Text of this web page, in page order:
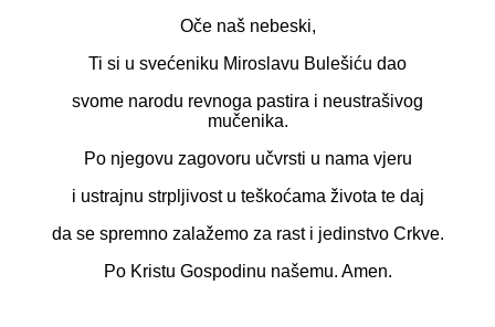
Oče naš nebeski,
Ti si u svećeniku Miroslavu Bulešiću dao
svome narodu revnoga pastira i neustrašivog
mučenika.
Po njegovu zagovoru učvrsti u nama vjeru
i ustrajnu strpljivost u teškoćama života te daj
da se spremno zalažemo za rast i jedinstvo Crkve.
Po Kristu Gospodinu našemu. Amen.